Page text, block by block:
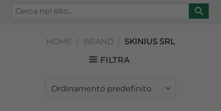
HOME / BRAND / SKINIUS SRL
FILTRA